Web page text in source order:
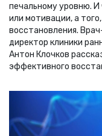
печальному уровню.
или мотивации, а
восстановления.
директор клиники
Антон Клочков
эффективного